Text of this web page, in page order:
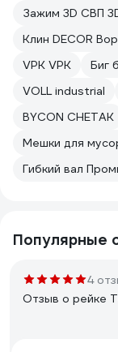
Зажим 3D СВП
Клин DECOR
VPK VPK
Биг
VOLL industrial
BYCON CHETAK
Мешки для
Гибкий вал
Популярные
4
Отзыв о рейке